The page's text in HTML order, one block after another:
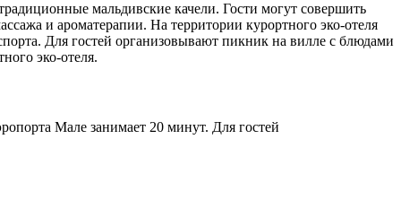
мальдивские качели. Гости могут совершить
и ароматерапии. На территории курортного эко-отеля
Для гостей организовывают пикник на вилле с блюдами
эко-отеля.
Мале занимает 20 минут. Для гостей